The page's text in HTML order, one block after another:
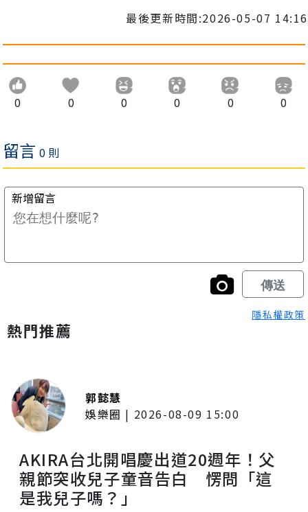
最後更新時間:2026-05-07 14:16
0 0 0 0 0 0
隱私權政策
熱門推薦
郭懿慧
娛樂圈 | 2026-08-09 15:00
AKIRA台北開唱慶出道20週年！父
親節突收兒子童音告白 愣問「這
是我兒子嗎？」